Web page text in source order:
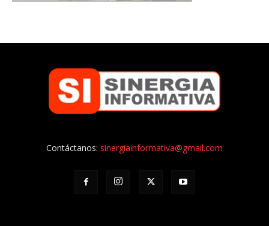
Contáctanos: sinergiainformativa@gmail.com